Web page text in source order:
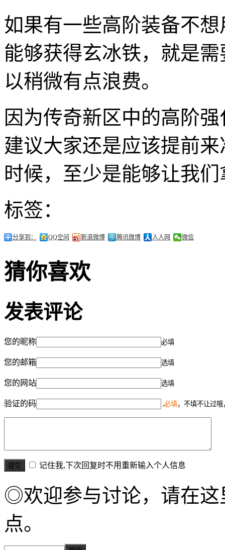
如果有一些高阶装备不
能够获得玄冰铁，就是
以稍微有点浪费。
因为传奇新区中的高阶
建议大家还是应该提前
时候，至少是能够让我
标签：
分享到： QQ空间 新浪微博 腾讯微博 人人网 微信
猜你喜欢
发表评论
您的昵称 必填
您的邮箱 选填
您的网站 选填
验证的码 必填，不填不让过
记住我,下次回复时不用重新输入个人信息
◎欢迎参与讨论，请在这
点。